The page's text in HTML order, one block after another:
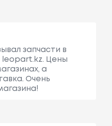
запчасти в
leopart.kz. Цены
а
Очень